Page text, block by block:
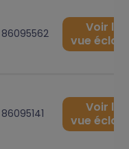
86095562
Voir la
vue
86095141
Voir la
vue